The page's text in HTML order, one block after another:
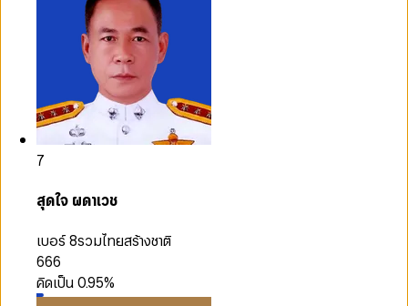
7
สุดใจ ผดาเวช
เบอร์ 8รวมไทยสร้างชาติ
666
คิดเป็น0.95%